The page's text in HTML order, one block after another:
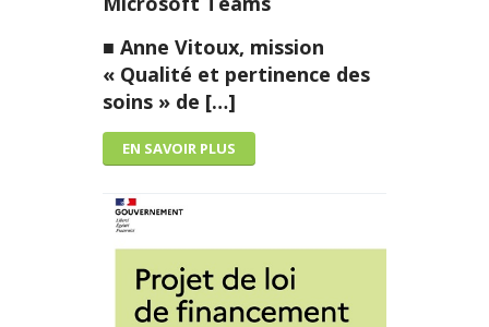
■ Anne Vitoux, mission
« Qualité et pertinence des
soins » de […]
EN SAVOIR PLUS